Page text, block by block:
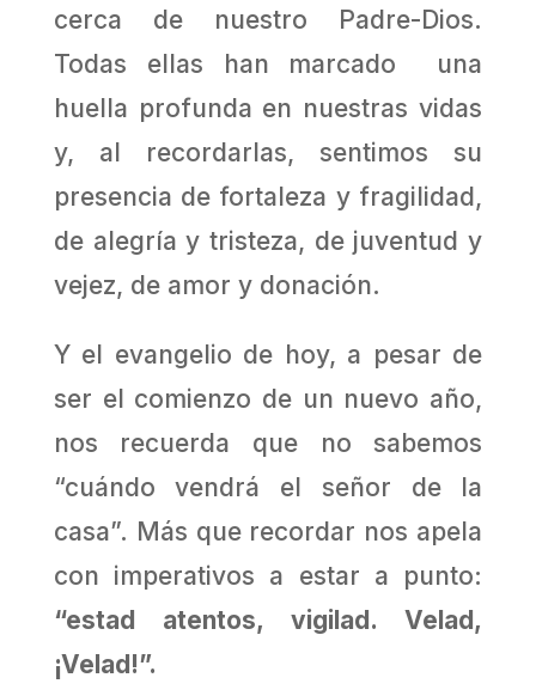
cerca de nuestro Padre-Dios.
Todas ellas han marcado una
huella profunda en nuestras vidas
y, al recordarlas, sentimos su
presencia de fortaleza y fragilidad,
de alegría y tristeza, de juventud y
vejez, de amor y donación.
Y el evangelio de hoy, a pesar de
ser el comienzo de un nuevo año,
nos recuerda que no sabemos
“cuándo vendrá el señor de la
casa”. Más que recordar nos apela
con imperativos a estar a punto:
“estad atentos, vigilad. Velad,
¡Velad!”.